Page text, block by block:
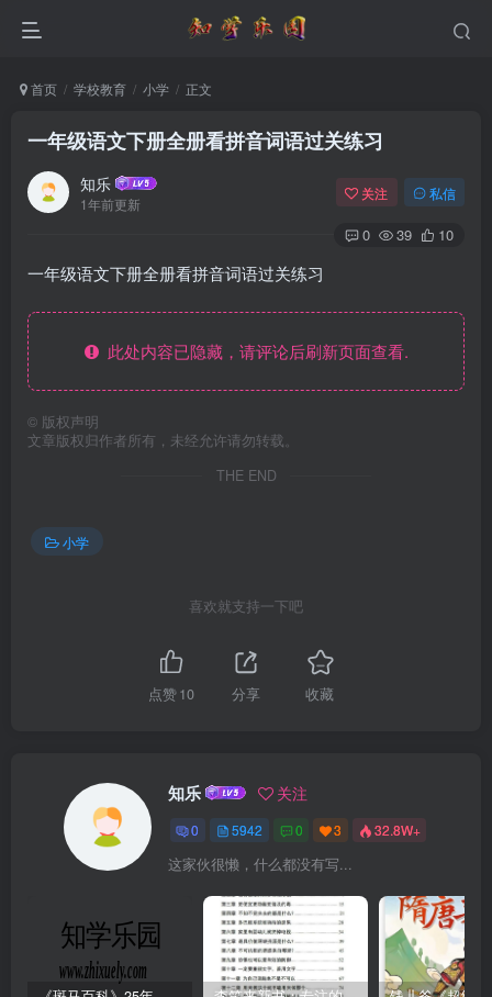
首页 学校教育 小学 正文
一年级语文下册全册看拼音词语过关练习
知乐
1年前更新
关注 私信
0 39 10
一年级语文下册全册看拼音词语过关练习
此处内容已隐藏，请评论后刷新页面查看.
© 版权声明
文章版权归作者所有，未经允许请勿转载。
THE END
小学
喜欢就支持一下吧
点赞10 分享 收藏
知乐 关注
0 5942 0 3 32.8W+
这家伙很懒，什么都没有写...